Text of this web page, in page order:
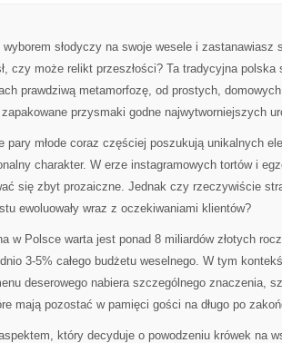
słodyczy na swoje wesele i zastanawiasz
czy może relikt przeszłości? Ta tradycyjna polska
prawdziwą metamorfozę, od prostych,
przysmaki godne najwytworniejszych
pary młode coraz częściej poszukują unikalnych
charakter. W erze instagramowych tortów i
się zbyt prozaiczne. Jednak czy rzeczywiście
ewoluowały wraz z oczekiwaniami klientów?
w Polsce warta jest ponad 8 miliardów złotych
3-5% całego budżetu weselnego. W tym
deserowego nabiera szczególnego znaczenia,
mają pozostać w pamięci gości na długo po
który decyduje o powodzeniu krówek na